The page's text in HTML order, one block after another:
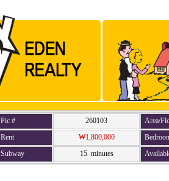
Pic # 260103
Area/
Rent
₩1,800,000
Subway
15 minutes